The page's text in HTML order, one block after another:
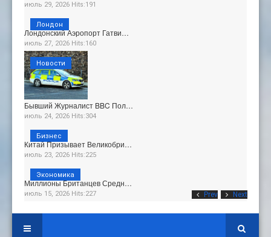
Prev Next
июль 29, 2026 Hits:191
Лондонский Аэропорт Гатви…
июль 27, 2026 Hits:160
Лондон
Бывший Журналист BBC Пол…
июль 24, 2026 Hits:304
Новости
Китай Призывает Великобри…
июль 23, 2026 Hits:225
Бизнес
Миллионы Британцев Средн…
июль 15, 2026 Hits:227
Экономика